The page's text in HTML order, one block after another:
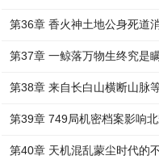
第36章 香火神土地公身死道
第37章 一鲸落万物生终究是
第38章 来自长白山横断山脉
第39章 749局机密档案影响
第40章 天机混乱蒙尘时代的